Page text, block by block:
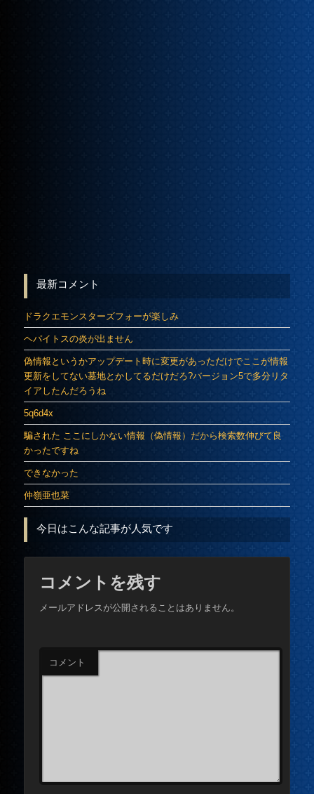
最新コメント
ドラクエモンスターズフォーが楽しみ
ヘパイトスの炎が出ません
偽情報というかアップデート時に変更があっただけでここが情報
更新をしてない墓地とかしてるだけだろ?バージョン5で多分リタ
イアしたんだろうね
5q6d4x
騙された ここにしかない情報（偽情報）だから検索数伸びて良
かったですね
できなかった
仲嶺亜也菜
今日はこんな記事が人気です
コメントを残す
メールアドレスが公開されることはありません。
コメント